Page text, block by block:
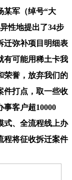
某军（绰号“大
性地提出了34步
迁弥补项目明细表
有可能用稀土卡我
荣誉，放弃我们的
件打点，取一些收
客户超10000
式、全流程线上办
程将征收拆迁案件